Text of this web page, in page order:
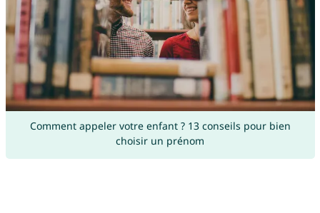
Comment appeler votre enfant ? 13 conseils pour bien
choisir un prénom